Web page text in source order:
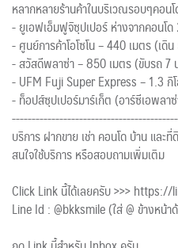
หลากหลายร้านค้าในบริเวณรอบๆคอนโ
- ยูเอฟเอ็มฟูจิซุปเปอร์ ห่างจากคอนโ
- ศูนย์การค้าโอโซโน – 440 เมตร (เดิ
- สวัสดีพลาซ่า – 850 เมตร (ขับรถ 7
- UFM Fuji Super Express – 1.3 กิ
- ท็อปส์ซุปเปอร์มาร์เก็ต (อาร์ซีเอพลา
บริการ ฝากขาย เช่า คอนโด บ้าน และที่
สนใจใช้บริการ หรือสอบถามเพิ่มเติม
Click Link นี้ได้เลยครับ >>>
Line Id : @bkksmile (ใส่ @ ข้างหน้า